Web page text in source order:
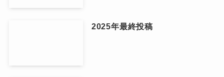
2025年最終投稿